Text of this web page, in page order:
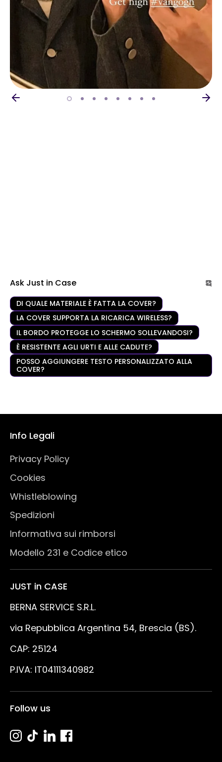
Ask Just in Case
DI QUALE MATERIALE È FATTA LA COVER?
LA COVER SUPPORTA LA RICARICA WIRELESS?
IL BORDO PROTEGGE LO SCHERMO SOLLEVANDOSI?
È RESISTENTE AGLI URTI E ALLE CADUTE?
POSSO AGGIUNGERE TESTO PERSONALIZZATO ALLA
COVER?
Info Legali
Privacy Policy
Cookies
Whistleblowing
Spedizioni
Informativa sui rimborsi
Modello 231 e Codice etico
JUST in CASE
BERNA SERVICE S.R.L.
via Repubblica Argentina 54, Brescia (BS).
CAP: 25124
P.IVA: IT04111340982
Follow us